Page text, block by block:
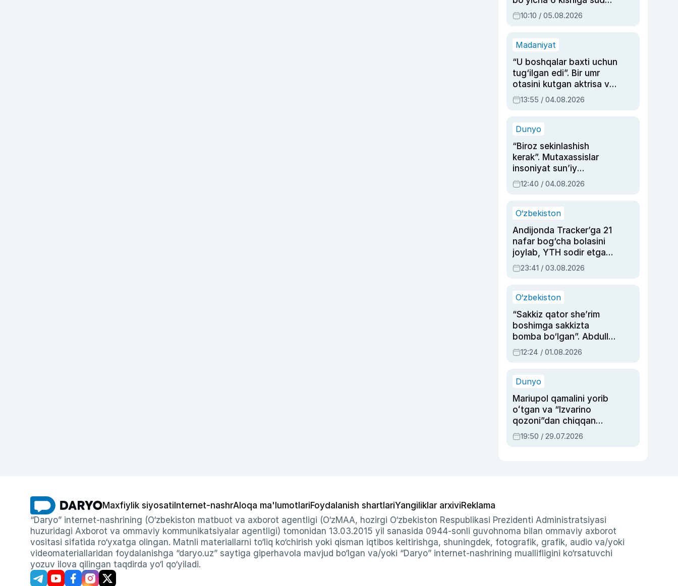
hukmi o‘qildi
10:10 / 05.08.2026
Madaniyat
“U boshqalar baxti uchun
tug‘ilgan edi”. Bir umr
otasini kutgan aktrisa va
dublyaj ustasi Rimma
Ahmedovaning
13:55 / 04.08.2026
Dunyo
“Biroz sekinlashish
kerak”. Mutaxassislar
insoniyat sun’iy
intellektni boshqara
olmay qolishidan xavotir
12:40 / 04.08.2026
O‘zbekiston
Andijonda Tracker’ga 21
nafar bog‘cha bolasini
joylab, YTH sodir etgan
ayolga sud hukmi o‘qildi
23:41 / 03.08.2026
O‘zbekiston
“Sakkiz qator she’rim
boshimga sakkizta
bomba bo‘lgan”. Abdulla
Oripovni siyosiy
ayblovlardan asrab
12:24 / 01.08.2026
Dunyo
Mariupol qamalini yorib
oʻtgan va “Izvarino
qozoni”dan chiqqan
qahramon — Ukraina
armiyasi bosh
19:50 / 29.07.2026
Maxfiylik siyosati Internet-nashrAloqa ma'lumotlariFoydalanish shartlariYangiliklar arxiviReklama
“Daryo” internet-nashrining (O‘zbekiston matbuot va axborot agentligi (O‘zMAA, hozirgi O‘zbekiston Respublikasi Prezidenti Administratsiyasi
huzuridagi Axborot va ommaviy kommunikatsiyalar agentligi) tomonidan 13.03.2015 yil sanasida 0944-sonli guvohnoma bilan ommaviy axborot
vositasi sifatida ro‘yxatga olingan. Matnli materiallarni to‘liq ko‘chirish yoki qisman iqtibos keltirishga, shuningdek, fotografik, grafik, audio va/yoki
videomateriallaridan foydalanishga “daryo.uz” saytiga giperhavola mavjud bo‘lgan va/yoki “Daryo” internet-nashrining muallifligini ko‘rsatuvchi
yozuv ilova qilingan taqdirda yo‘l qo‘yiladi.